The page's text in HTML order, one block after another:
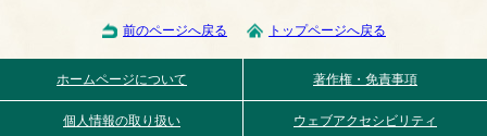
前のページへ戻る トップページへ戻る
ホームページについて 著作権・免責事項
個人情報の取り扱い ウェブアクセシビリティ